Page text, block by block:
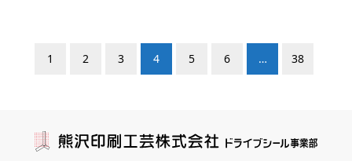
1 2 3 4 5 6 … 38